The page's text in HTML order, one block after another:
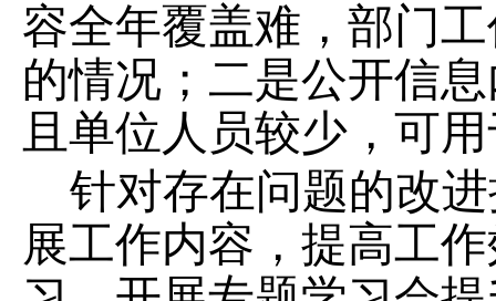
容全年覆盖难， 部门
的情况；二是公开信
且 单位人员较少，可
针对存在问题的改
展工作内容 ， 提高工